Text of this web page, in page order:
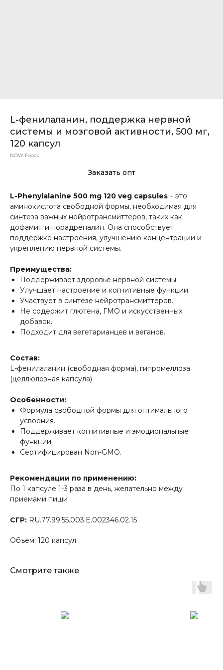
L-фенилаланин, поддержка нервной
системы и мозговой активности, 500 мг,
120 капсул
NOW Foods
Заказать опт
L-Phenylalanine 500 mg 120 veg capsules – это
аминокислота свободной формы, необходимая для
синтеза важных нейротрансмиттеров, таких как
дофамин и норадреналин. Она способствует
поддержке настроения, улучшению концентрации и
укреплению нервной системы.
Преимущества:
Поддерживает здоровье нервной системы.
Улучшает настроение и когнитивные функции.
Участвует в синтезе нейротрансмиттеров.
Не содержит глютена, ГМО и искусственных
добавок.
Подходит для вегетарианцев и веганов.
Состав:
L-фенилаланин (свободная форма), гипромеллоза
(целлюлозная капсула)
Особенности:
Формула свободной формы для оптимального
усвоения.
Поддерживает когнитивные и эмоциональные
функции.
Сертифицирован Non-GMO.
Рекомендации по применению:
По 1 капсуле 1-3 раза в день, желательно между
приемами пищи
СГР: RU.77.99.55.003.E.002346.02.15
Объем: 120 капсул
Смотрите также
и наш консультант
с вами свяжется
Открываем новые